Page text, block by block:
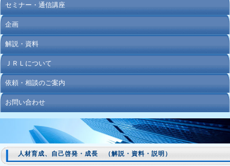
セミナー・通信講座
企画
解説・資料
ＪＲＬについて
依頼・相談のご案内
お問い合わせ
人材育成、自己啓発・成長 （解説・資料・説明）